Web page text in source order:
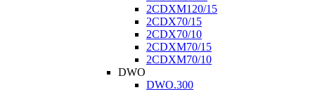
2CDXM120/15
2CDX70/15
2CDX70/10
2CDXM70/15
2CDXM70/10
DWO
DWO.300